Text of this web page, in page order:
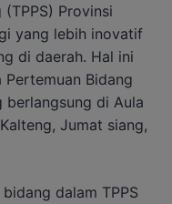
Provinsi
yang lebih inovatif
di daerah. Hal ini
Bidang
berlangsung di Aula
Jumat siang,
dalam TPPS